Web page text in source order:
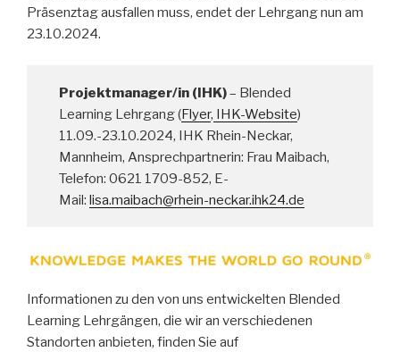
Präsenztag ausfallen muss, endet der Lehrgang nun am
23.10.2024.
Projektmanager/in (IHK)– Blended
Learning Lehrgang (Flyer, IHK-Website)
11.09.-23.10.2024, IHK Rhein-Neckar,
Mannheim, Ansprechpartnerin: Frau Maibach,
Telefon: 0621 1709-852, E-
Mail: lisa.maibach@rhein-neckar.ihk24.de
Informationen zu den von uns entwickelten Blended
Learning Lehrgängen, die wir an verschiedenen
Standorten anbieten, finden Sie auf